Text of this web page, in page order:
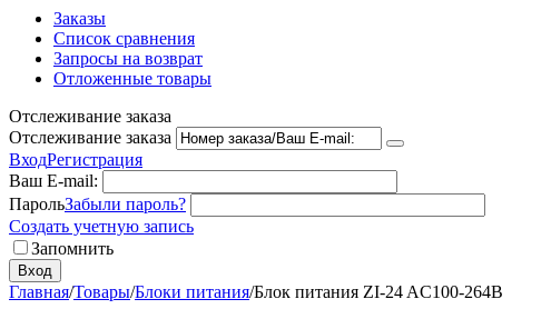
Заказы
Список сравнения
Запросы на возврат
Отложенные товары
Отслеживание заказа
Отслеживание заказа
ВходРегистрация
Ваш E-mail:
ПарольЗабыли пароль?
Создать учетную запись
Запомнить
Вход
Главная/Товары/Блоки питания/Блок питания ZI-24 AC100-264B